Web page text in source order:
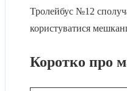
Тролейбус №12
користуватися
Коротко про